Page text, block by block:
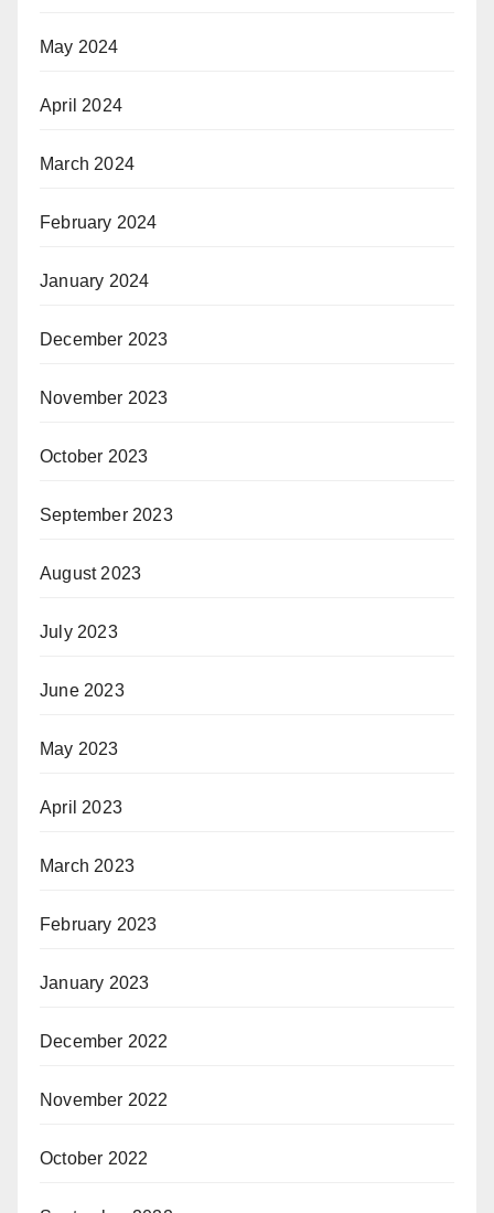
May 2024
April 2024
March 2024
February 2024
January 2024
December 2023
November 2023
October 2023
September 2023
August 2023
July 2023
June 2023
May 2023
April 2023
March 2023
February 2023
January 2023
December 2022
November 2022
October 2022